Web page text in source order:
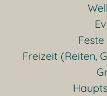
Freizeit (Reiten,